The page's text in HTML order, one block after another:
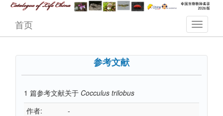
首页
参考文献
1 篇参考文献关于 Cocculus trilobus
作者:
-